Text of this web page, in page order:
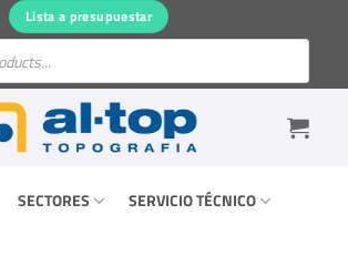
Lista a presupuestar
SECTORES SERVICIO TÉCNICO